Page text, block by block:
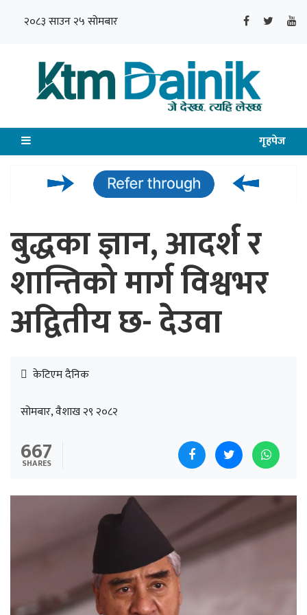
२०८३ साउन २५ सोमबार
गृहपेज
बुद्धका ज्ञान, आदर्श र
शान्तिको मार्ग विश्वभर
अद्वितीय छ- देउवा
केटिएम दैनिक
सोमबार, वैशाख २९ २०८२
667
SHARES